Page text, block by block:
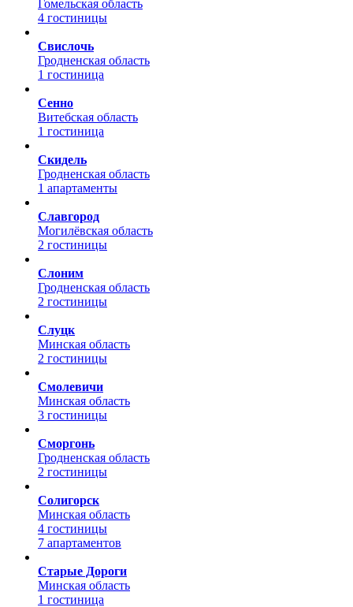
Гомельская область
4 гостиницы
Свислочь
Гродненская область
1 гостиница
Сенно
Витебская область
1 гостиница
Скидель
Гродненская область
1 апартаменты
Славгород
Могилёвская область
2 гостиницы
Слоним
Гродненская область
2 гостиницы
Слуцк
Минская область
2 гостиницы
Смолевичи
Минская область
3 гостиницы
Сморгонь
Гродненская область
2 гостиницы
Солигорск
Минская область
4 гостиницы
7 апартаментов
Старые Дороги
Минская область
1 гостиница